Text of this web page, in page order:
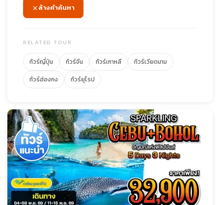
ล้างคำค้นหา
RELATED TOUR
ทัวร์ญี่ปุ่น ทัวร์จีน ทัวร์เกาหลี
ทัวร์เวียดนาม
ทัวร์ฮ่องกง
ทัวร์ยุโรป